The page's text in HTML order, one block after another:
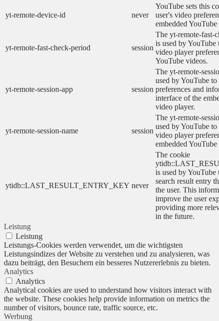
yt-remote-device-id never
YouTube sets this
user's video
embedded
yt-remote-fast-check-period session
The yt-remote-fast-
is used by YouTube
video player
YouTube videos.
yt-remote-session-app session
The yt-remote-
used by YouTube to
preferences and
interface of the
video player.
yt-remote-session-name session
The yt-remote-
used by YouTube to
video player
embedded
ytidb::LAST_RESULT_ENTRY_KEY never
The cookie
is used by YouTube
search result entry
the user. This
improve the user
providing more
in the future.
Leistung
Leistung
Leistungs-Cookies werden verwendet, um die wichtigsten
Leistungsindizes der Website zu verstehen und zu analysieren, was
dazu beiträgt, den Besuchern ein besseres Nutzererlebnis zu bieten.
Analytics
Analytics
Analytical cookies are used to understand how visitors interact with
the website. These cookies help provide information on metrics the
number of visitors, bounce rate, traffic source, etc.
Werbung